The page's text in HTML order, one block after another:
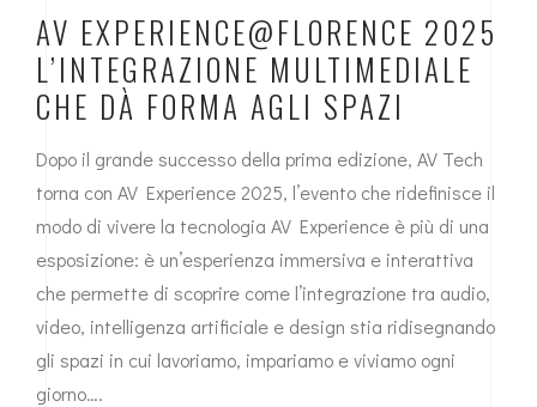
AV EXPERIENCE@FLORENCE 2025
L’INTEGRAZIONE MULTIMEDIALE
CHE DÀ FORMA AGLI SPAZI
Dopo il grande successo della prima edizione, AV Tech
torna con AV Experience 2025, l’evento che ridefinisce il
modo di vivere la tecnologia AV Experience è più di una
esposizione: è un’esperienza immersiva e interattiva
che permette di scoprire come l’integrazione tra audio,
video, intelligenza artificiale e design stia ridisegnando
gli spazi in cui lavoriamo, impariamo e viviamo ogni
giorno….